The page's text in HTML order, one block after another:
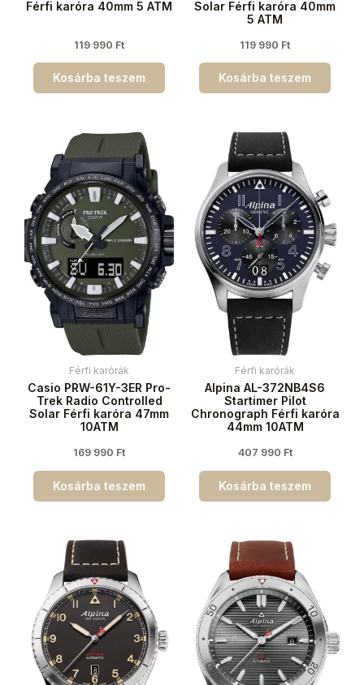
Férfi karóra 40mm 5 ATM
119 990 Ft
Kosárba teszem
Solar Férfi karóra 40mm
5 ATM
119 990 Ft
Kosárba teszem
Férfi karórák
Casio PRW-61Y-3ER Pro-
Trek Radio Controlled
Solar Férfi karóra 47mm
10ATM
169 990 Ft
Kosárba teszem
Férfi karórák
Alpina AL-372NB4S6
Startimer Pilot
Chronograph Férfi karóra
44mm 10ATM
407 990 Ft
Kosárba teszem